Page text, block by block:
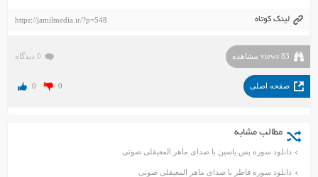
لینک کوتاه https://jamilmedia.ir/?p=548
83 views مشاهده 0 دیدگاه
صفحه اصلی 0 0
مطالب مشابه
دانلود سوره یس یاسین با صدای ماهر المعیقلی صوتی
دانلود سوره فاطر با صدای ماهر المعیقلی صوتی